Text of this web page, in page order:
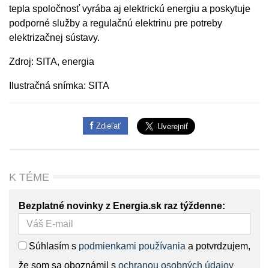
tepla spoločnosť vyrába aj elektrickú energiu a poskytuje
podporné služby a regulačnú elektrinu pre potreby
elektrizačnej sústavy.
Zdroj: SITA, energia
Ilustračná snímka: SITA
Zdieľať
K TÉME
Bezplatné novinky z Energia.sk raz týždenne:
Súhlasím s podmienkami používania a potvrdzujem,
že som sa oboznámil s ochranou osobných údajov